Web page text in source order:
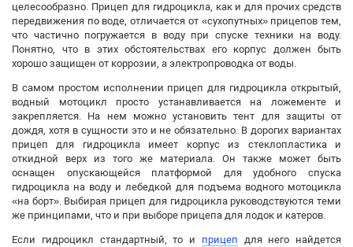
целесообразно. Прицеп для гидроцикла, как и для прочих средств
передвижения по воде, отличается от «сухопутных» прицепов тем,
что частично погружается в воду при спуске техники на воду.
Понятно, что в этих обстоятельствах его корпус должен быть
хорошо защищен от коррозии, а электропроводка от воды.
В самом простом исполнении прицеп для гидроцикла открытый,
водный мотоцикл просто устанавливается на ложементе и
закрепляется. На нем можно установить тент для защиты от
дождя, хотя в сущности это и не обязательно. В дорогих вариантах
прицеп для гидроцикла имеет корпус из стеклопластика и
откидной верх из того же материала. Он также может быть
оснащен опускающейся платформой для удобного спуска
гидроцикла на воду и лебедкой для подъема водного мотоцикла
«на борт». Выбирая прицеп для гидроцикла руководствуются теми
же принципами, что и при выборе прицепа для лодок и катеров.
Если гидроцикл стандартный, то и прицеп для него найдется